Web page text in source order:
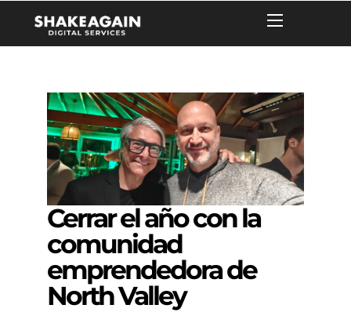
Cerrar el año con la
comunidad
emprendedora de
North Valley